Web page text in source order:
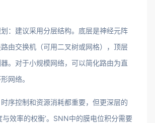
：建议采用分层结构。底层是神经元阵
由交换机（可用二叉树或网格），顶层
。对于小规模网络，可以简化路由为直
网络。
序控制和资源消耗都重要，但更深层的
与效率的权衡’。SNN中的膜电位积分需要